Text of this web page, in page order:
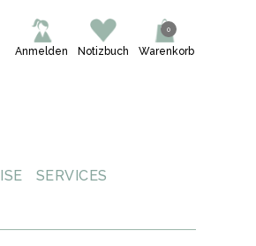
Warenkorb
0
Notizbuch
Anmelden
SERVICES